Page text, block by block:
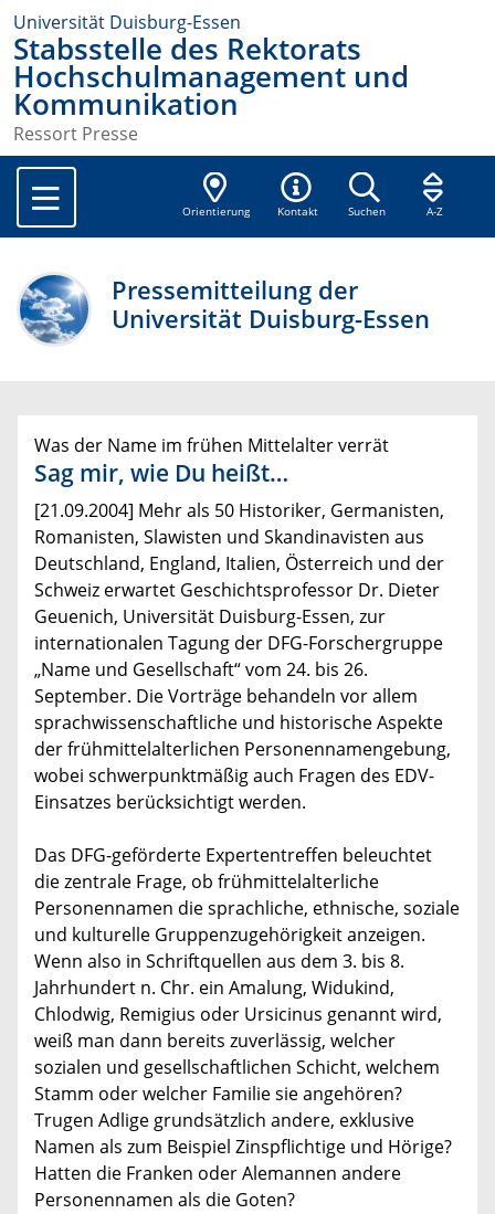
Universität Duisburg-Essen
Stabsstelle des Rektorats
Hochschulmanagement und
Kommunikation
Ressort Presse
Orientierung Kontakt Suchen A-Z
Pressemitteilung der
Universität Duisburg-Essen
Was der Name im frühen Mittelalter verrät
Sag mir, wie Du heißt…
[21.09.2004] Mehr als 50 Historiker, Germanisten,
Romanisten, Slawisten und Skandinavisten aus
Deutschland, England, Italien, Österreich und der
Schweiz erwartet Geschichtsprofessor Dr. Dieter
Geuenich, Universität Duisburg-Essen, zur
internationalen Tagung der DFG-Forschergruppe
„Name und Gesellschaft“ vom 24. bis 26.
September. Die Vorträge behandeln vor allem
sprachwissenschaftliche und historische Aspekte
der frühmittelalterlichen Personennamengebung,
wobei schwerpunktmäßig auch Fragen des EDV-
Einsatzes berücksichtigt werden.
Das DFG-geförderte Expertentreffen beleuchtet
die zentrale Frage, ob frühmittelalterliche
Personennamen die sprachliche, ethnische, soziale
und kulturelle Gruppenzugehörigkeit anzeigen.
Wenn also in Schriftquellen aus dem 3. bis 8.
Jahrhundert n. Chr. ein Amalung, Widukind,
Chlodwig, Remigius oder Ursicinus genannt wird,
weiß man dann bereits zuverlässig, welcher
sozialen und gesellschaftlichen Schicht, welchem
Stamm oder welcher Familie sie angehören?
Trugen Adlige grundsätzlich andere, exklusive
Namen als zum Beispiel Zinspflichtige und Hörige?
Hatten die Franken oder Alemannen andere
Personennamen als die Goten?